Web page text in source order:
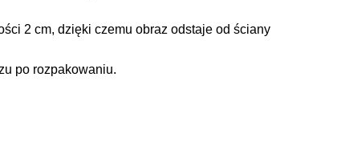
2 cm, dzięki czemu obraz odstaje od ściany
po rozpakowaniu.